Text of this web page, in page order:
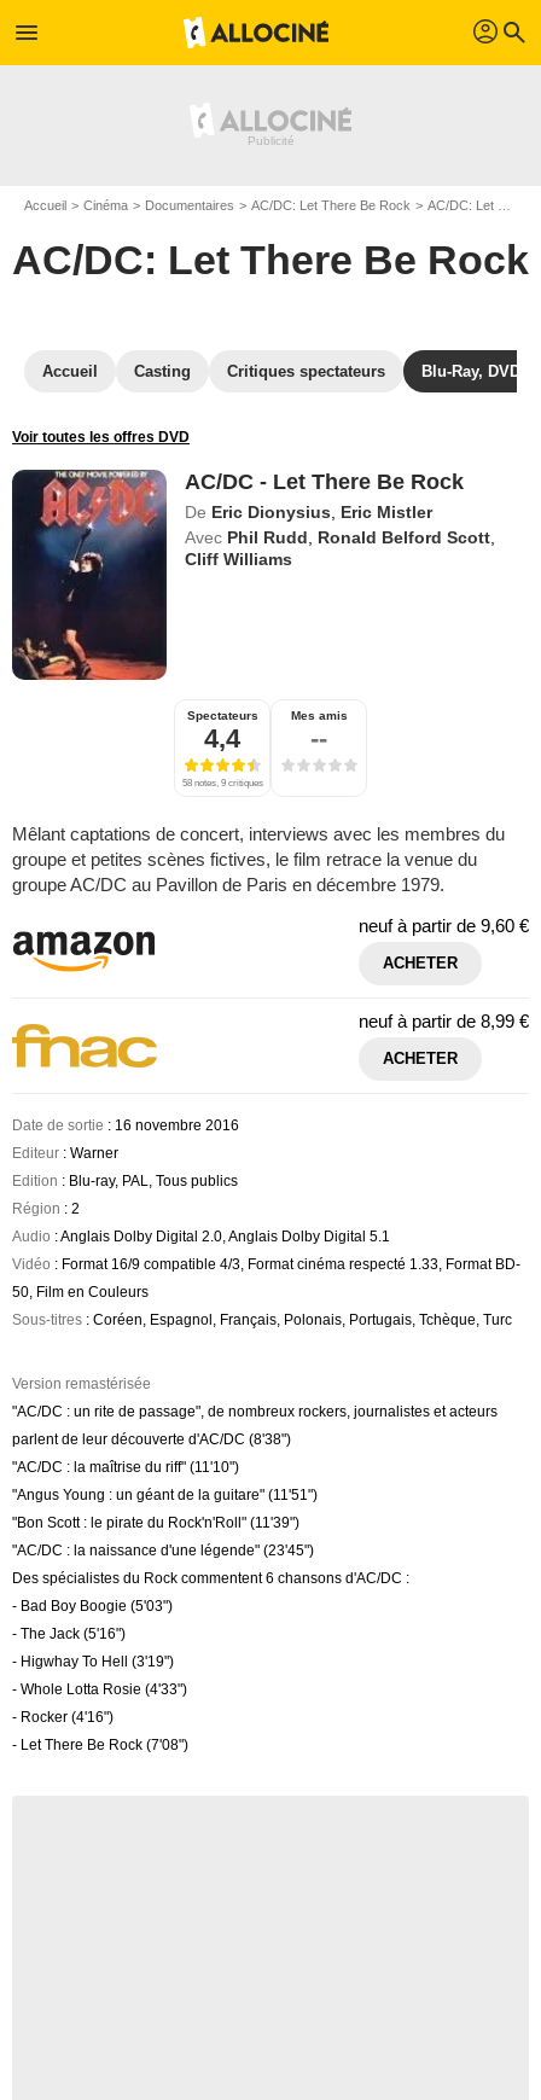
menu profil search
Accueil Cinéma Documentaires AC/DC: Let There Be Rock AC/DC: Let There Be Rock en Blu Ray
AC/DC: Let There Be Rock
Accueil Casting Critiques spectateurs Blu-Ray, DVD
Voir toutes les offres DVD
AC/DC - Let There Be Rock
De Eric Dionysius
Eric Mistler
Avec Phil Rudd Ronald Belford Scott
Cliff Williams
Spectateurs
4,4
58 notes, 9 critiques
Mes amis
--
Mêlant captations de concert, interviews avec les membres du
groupe et petites scènes fictives, le film retrace la venue du
groupe AC/DC au Pavillon de Paris en décembre 1979.
neuf à partir de 9,60 €
ACHETER
neuf à partir de 8,99 €
ACHETER
Date de sortie : 16 novembre 2016
Editeur : Warner
Edition : Blu-ray, PAL, Tous publics
Région : 2
Audio : Anglais Dolby Digital 2.0, Anglais Dolby Digital 5.1
Vidéo : Format 16/9 compatible 4/3, Format cinéma respecté 1.33, Format BD-
50, Film en Couleurs
Sous-titres : Coréen, Espagnol, Français, Polonais, Portugais, Tchèque, Turc
Version remastérisée
"AC/DC : un rite de passage", de nombreux rockers, journalistes et acteurs
parlent de leur découverte d'AC/DC (8'38")
"AC/DC : la maîtrise du riff" (11'10")
"Angus Young : un géant de la guitare" (11'51")
"Bon Scott : le pirate du Rock'n'Roll" (11'39")
"AC/DC : la naissance d'une légende" (23'45")
Des spécialistes du Rock commentent 6 chansons d'AC/DC :
- Bad Boy Boogie (5'03")
- The Jack (5'16")
- Higwhay To Hell (3'19")
- Whole Lotta Rosie (4'33")
- Rocker (4'16")
- Let There Be Rock (7'08")